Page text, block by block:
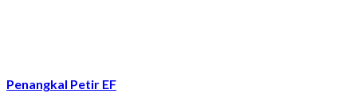
Penangkal Petir EF